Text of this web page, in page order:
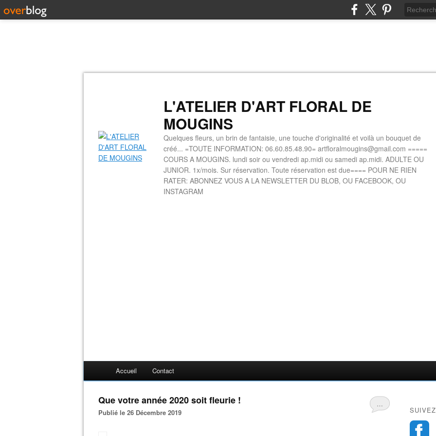
L'ATELIER D'ART FLORAL DE
MOUGINS
Quelques fleurs, un brin de fantaisie, une touche d'originalité et voilà un bouquet de
créé... =TOUTE INFORMATION: 06.60.85.48.90= artfloralmougins@gmail.com =====
COURS A MOUGINS. lundi soir ou vendredi ap.midi ou samedi ap.midi. ADULTE OU
JUNIOR. 1x/mois. Sur réservation. Toute réservation est due==== POUR NE RIEN
RATER: ABONNEZ VOUS A LA NEWSLETTER DU BLOB, OU FACEBOOK, OU
INSTAGRAM
Accueil Contact
…
Que votre année 2020 soit fleurie !
Publié le 26 Décembre 2019